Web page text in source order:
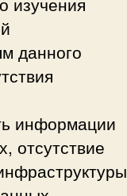
данного
информации
отсутствие